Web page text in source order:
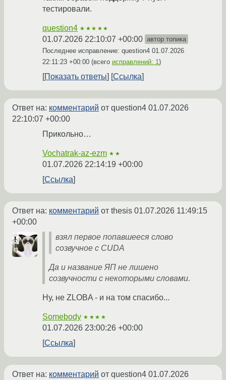
тестировали.
question4 ★★★★★
01.07.2026 22:10:07 +00:00 автор топика
Последнее исправление: question4 01.07.2026
22:11:23 +00:00 (всего исправлений: 1 )
Показать ответы Ссылка
Ответ на: комментарий от question4 01.07.2026
22:10:07 +00:00
Прикольно…
Vochatrak-az-ezm ★★
01.07.2026 22:14:19 +00:00
Ссылка
Ответ на: комментарий от thesis 01.07.2026 11:49:15
+00:00
взял первое попавшееся слово
созвучное с CUDA
Да и название ЯП не лишено
созвучности с некоторыми словами.
Ну, не ZLOBA - и на том спасибо...
Somebody ★★★★
01.07.2026 23:00:26 +00:00
Ссылка
Ответ на: комментарий от question4 01.07.2026